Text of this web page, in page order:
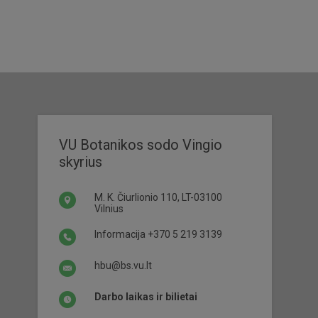
VU Botanikos sodo Vingio
skyrius
M. K. Čiurlionio 110, LT-03100
Vilnius
Informacija +370 5 219 3139
hbu@bs.vu.lt
Darbo laikas ir bilietai